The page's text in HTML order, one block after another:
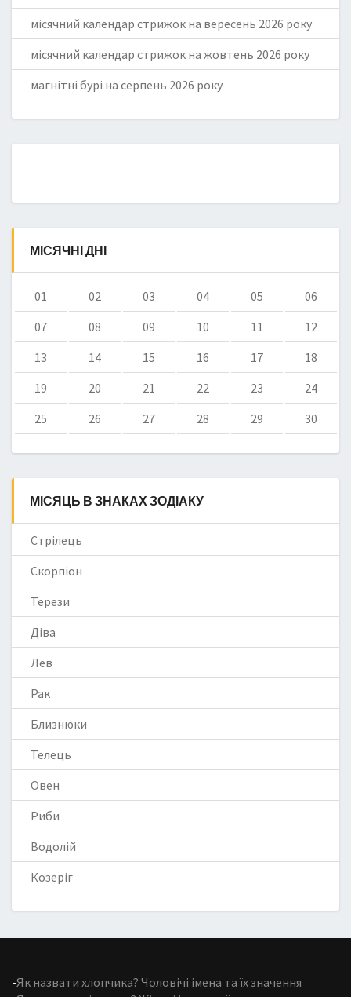
місячний календар стрижок на вересень 2026 року
місячний календар стрижок на жовтень 2026 року
магнітні бурі на серпень 2026 року
МІСЯЧНІ ДНІ
01 02 03 04 05
06
07
08 09 10 11
12
13
14 15 16 17
18
19
20 21 22 23
24
25
26 27 28 29 30
МІСЯЦЬ В ЗНАКАХ ЗОДІАКУ
Стрілець
Скорпіон
Терези
Діва
Лев
Рак
Близнюки
Телець
Овен
Риби
Водолій
Козеріг
-Як назвати хлопчика? Чоловічі імена та їх значення